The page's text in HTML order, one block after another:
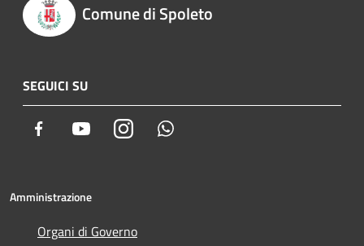
Comune di Spoleto
SEGUICI SU
Facebook YoutubeInstagram
Amministrazione
Organi di Governo